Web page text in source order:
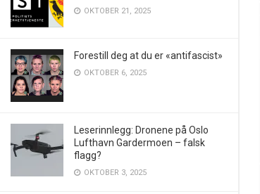
OKTOBER 21, 2025
Forestill deg at du er «antifascist»
OKTOBER 6, 2025
Leserinnlegg: Dronene på Oslo
Lufthavn Gardermoen – falsk
flagg?
OKTOBER 3, 2025